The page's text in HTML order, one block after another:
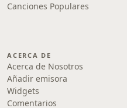
Canciones Populares
ACERCA DE
Acerca de Nosotros
Añadir emisora
Widgets
Comentarios